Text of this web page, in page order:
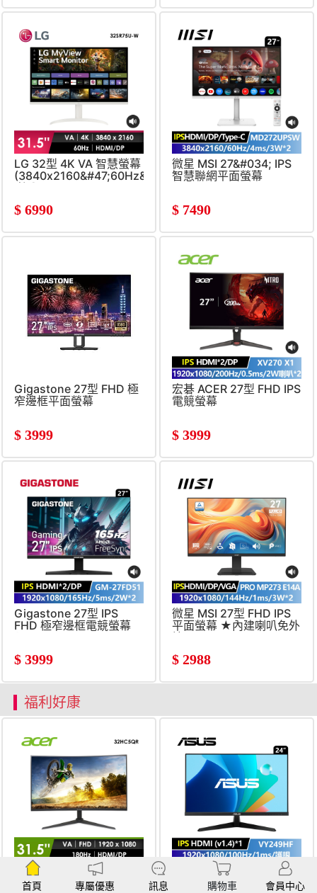
LG 32型 4K VA 智慧螢幕
(3840x2160&#47;60Hz&#47;5ms&#47;
$ 6990
微星 MSI 27&#034; IPS
智慧聯網平面螢幕
$ 7490
Gigastone 27型 FHD 極
窄邊框平面螢幕
$ 3999
宏碁 ACER 27型 FHD IPS
電競螢幕
$ 3999
Gigastone 27型 IPS
FHD 極窄邊框電競螢幕
(1920x1080&#47;165Hz&#47;5ms&#47;2W
$ 3999
微星 MSI 27型 FHD IPS
平面螢幕 ★內建喇叭免外
接★
喇叭*2)
$ 2988
福利好康
(福利品) 宏碁 Acer
AOPEN 32型 180Hz VA
華碩 ASUS 24型 FHD
IPS 護眼螢幕
首頁 專屬優惠 訊息 購物車 會員中心